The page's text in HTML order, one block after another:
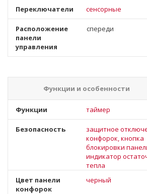
Переключатели сенсорные
Расположение
панели
управления
спереди
Функции и особенности
Функции таймер
Безопасность
защитное
конфорок, кнопка
блокировки
индикатор
тепла
Цвет панели
конфорок
черный